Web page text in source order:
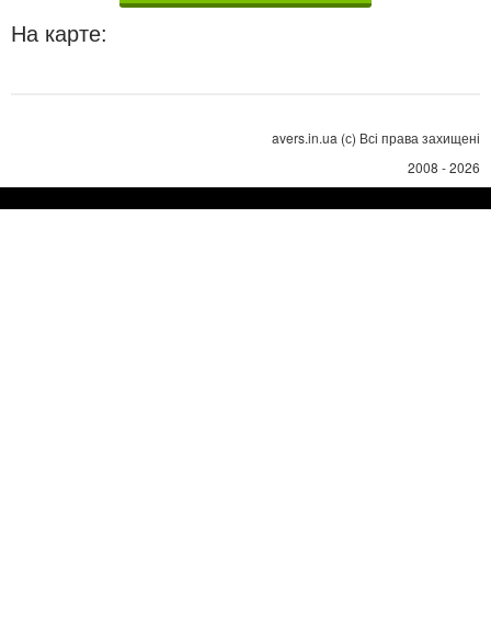
На карте:
avers.in.ua (с) Всі права захищені
2008 - 2026